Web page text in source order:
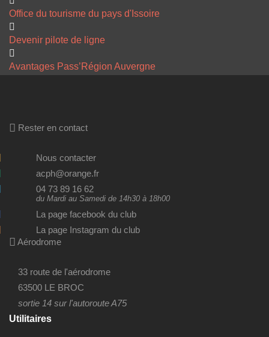
Office du tourisme du pays d'Issoire
Devenir pilote de ligne
Avantages Pass’Région Auvergne
Rester en contact
Nous contacter
acph@orange.fr
04 73 89 16 62
du Mardi au Samedi de 14h30 à 18h00
La page facebook du club
La page Instagram du club
Aérodrome
33 route de l'aérodrome
63500 LE BROC
sortie 14 sur l'autoroute A75
Utilitaires